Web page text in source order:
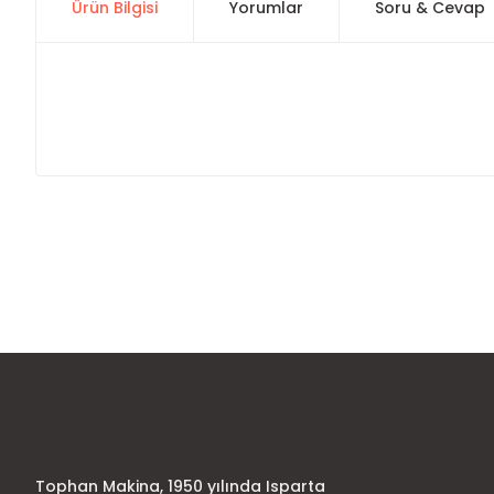
Ürün Bilgisi Yorumlar Soru & Cevap
Ürün bilgilerinde hatalar bulunuyor.
Tophan Makina, 1950 yılında Isparta